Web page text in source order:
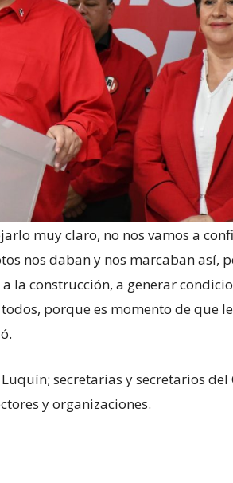
muy claro, no nos vamos a
nos daban y nos marcaban así,
la construcción, a generar
porque es momento de que le
secretarias y secretarios del
y organizaciones.